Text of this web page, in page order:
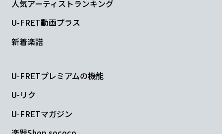
人気アーティストランキング
U-FRET動画プラス
新着楽譜
U-FRETプレミアムの機能
U-リク
U-FRETマガジン